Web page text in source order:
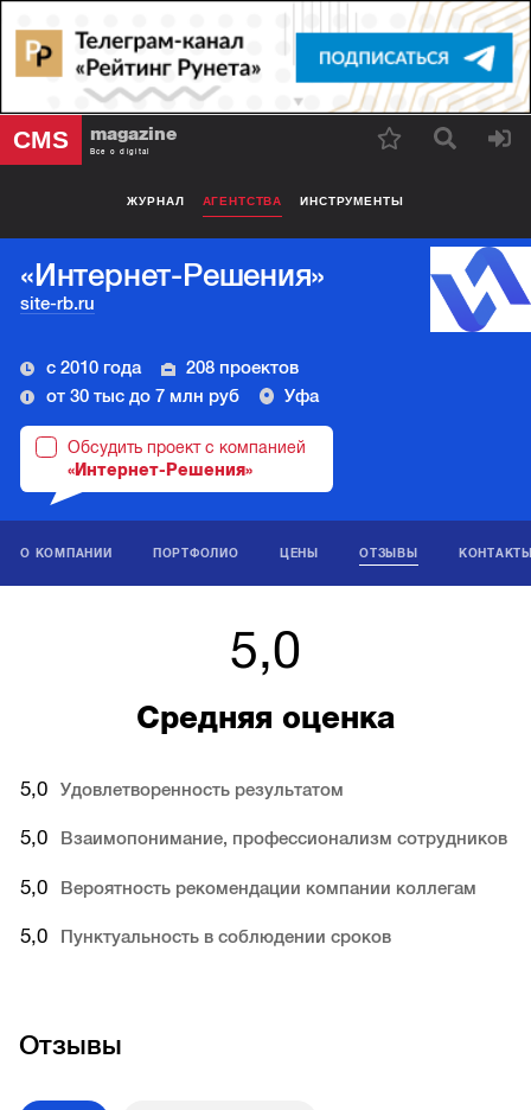
CMS magazine
Все о digital
ЖУРНАЛ АГЕНТСТВА ИНСТРУМЕНТЫ
«Интернет-Решения»
site-rb.ru
с 2010 года
208 проектов
от 30 тыс до 7 млн руб
Уфа
Обсудить проект с компанией
«Интернет-Решения»
О КОМПАНИИ ПОРТФОЛИО ЦЕНЫ ОТЗЫВЫ
5,0
Средняя оценка
5,0 Удовлетворенность результатом
5,0 Взаимопонимание, профессионализм сотрудников
5,0 Вероятность рекомендации компании коллегам
5,0 Пунктуальность в соблюдении сроков
Отзывы